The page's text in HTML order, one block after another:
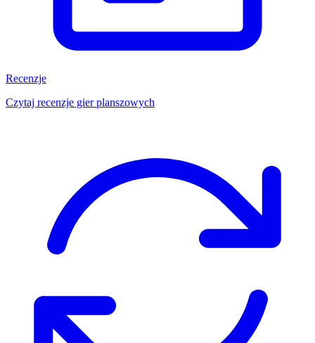
Recenzje
Czytaj recenzje gier planszowych